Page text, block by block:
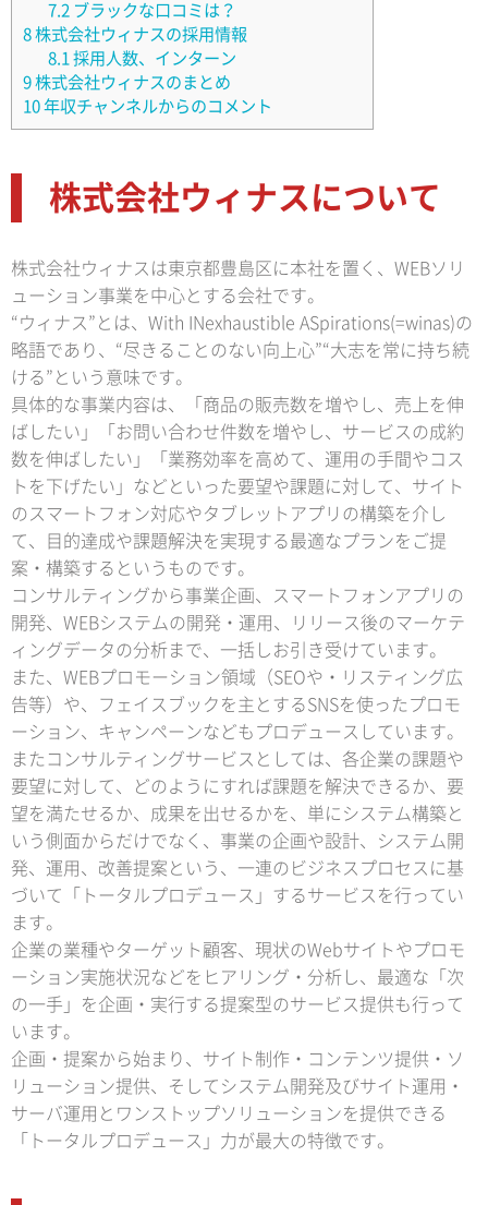
7.2 ブラックな口コミは？
8 株式会社ウィナスの採用情報
8.1 採用人数、インターン
9 株式会社ウィナスのまとめ
10 年収チャンネルからのコメント
株式会社ウィナスについて
株式会社ウィナスは東京都豊島区に本社を置く、WEBソリ
ューション事業を中心とする会社です。
“ウィナス”とは、With INexhaustible ASpirations(=winas)の
略語であり、“尽きることのない向上心”“大志を常に持ち続
ける”という意味です。
具体的な事業内容は、「商品の販売数を増やし、売上を伸
ばしたい」「お問い合わせ件数を増やし、サービスの成約
数を伸ばしたい」「業務効率を高めて、運用の手間やコス
トを下げたい」などといった要望や課題に対して、サイト
のスマートフォン対応やタブレットアプリの構築を介し
て、目的達成や課題解決を実現する最適なプランをご提
案・構築するというものです。
コンサルティングから事業企画、スマートフォンアプリの
開発、WEBシステムの開発・運用、リリース後のマーケテ
ィングデータの分析まで、一括しお引き受けています。
また、WEBプロモーション領域（SEOや・リスティング広
告等）や、フェイスブックを主とするSNSを使ったプロモ
ーション、キャンペーンなどもプロデュースしています。
またコンサルティングサービスとしては、各企業の課題や
要望に対して、どのようにすれば課題を解決できるか、要
望を満たせるか、成果を出せるかを、単にシステム構築と
いう側面からだけでなく、事業の企画や設計、システム開
発、運用、改善提案という、一連のビジネスプロセスに基
づいて「トータルプロデュース」するサービスを行ってい
ます。
企業の業種やターゲット顧客、現状のWebサイトやプロモ
ーション実施状況などをヒアリング・分析し、最適な「次
の一手」を企画・実行する提案型のサービス提供も行って
います。
企画・提案から始まり、サイト制作・コンテンツ提供・ソ
リューション提供、そしてシステム開発及びサイト運用・
サーバ運用とワンストップソリューションを提供できる
「トータルプロデュース」力が最大の特徴です。